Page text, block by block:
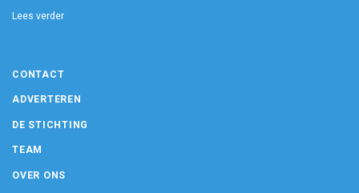
Lees verder
CONTACT
ADVERTEREN
DE STICHTING
TEAM
OVER ONS